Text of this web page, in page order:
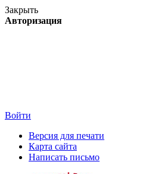
Закрыть
Авторизация
Войти
Версия для печати
Карта сайта
Написать письмо